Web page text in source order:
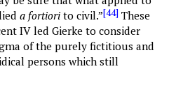
a fortiorito civil.”[44] These
IV led Gierke to consider
of the purely fictitious and
persons which still